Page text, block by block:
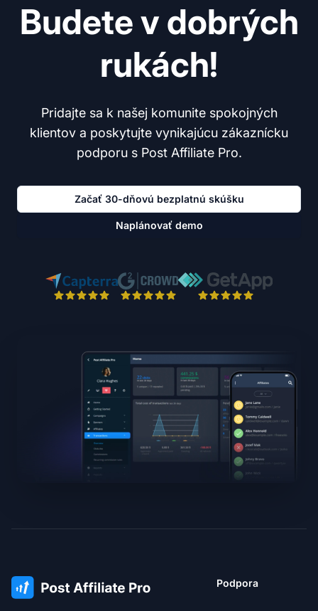
Budete v dobrých
rukách!
Pridajte sa k našej komunite spokojných
klientov a poskytujte vynikajúcu zákaznícku
podporu s Post Affiliate Pro.
Začať 30-dňovú bezplatnú skúšku
Naplánovať demo
Podpora